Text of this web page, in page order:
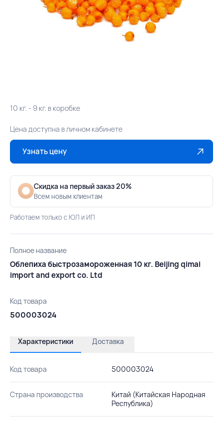
10 кг. - 9 кг. в коробке
Цена доступна в личном кабинете
Узнать цену
Скидка на первый заказ 20%
Всем новым клиентам
Работаем только с ЮЛ и ИП
Полное название
Облепиха быстрозамороженная 10 кг. Beijing qimai
import and export co. Ltd
Код товара
500003024
Характеристики Доставка
Код товара 500003024
Страна производства
Китай (Китайская Народная
Республика)